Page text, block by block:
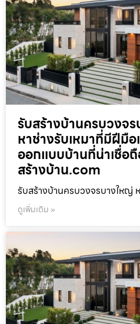
รับสร้างบ้านครบวงจ
หาช่างรับเหมาที่มีฝีมือ
ออกแบบบ้านที่น่าเชื่อ
สร้างบ้าน.com
รับสร้างบ้านครบวงจรบางใหญ่
ดูเพิ่มเติม »